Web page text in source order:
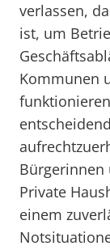
verlassen,
ist, um
Kommunen
Bürgerinnen
Private
einem